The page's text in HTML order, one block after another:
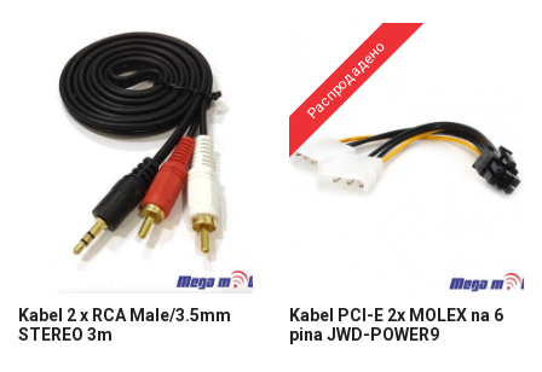
Kabel 2 x RCA Male/3.5mm
STEREO 3m
Распродадено
Kabel PCI-E 2x MOLEX na 6
pina JWD-POWER9